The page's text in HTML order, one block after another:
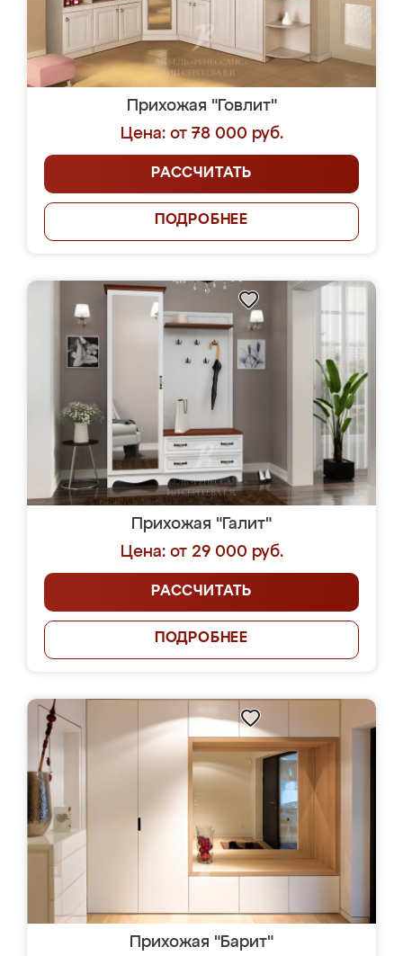
Прихожая "Говлит"
Цена: от 78 000 руб.
РАССЧИТАТЬ
ПОДРОБНЕЕ
Прихожая "Галит"
Цена: от 29 000 руб.
РАССЧИТАТЬ
ПОДРОБНЕЕ
Прихожая "Барит"